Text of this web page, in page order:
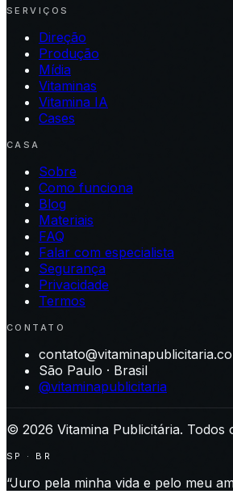
SERVIÇOS
Direção
Produção
Mídia
Vitaminas
Vitamina IA
Cases
CASA
Sobre
Como funciona
Blog
Materiais
FAQ
Falar com especialista
Segurança
Privacidade
Termos
CONTATO
São Paulo · Brasil
@vitaminapublicitaria
© 2026 Vitamina Publicitária. Todos
SP · BR
“Juro pela minha vida e pelo meu